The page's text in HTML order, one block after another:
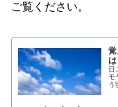
ご覧ください。
は
日
モ
う